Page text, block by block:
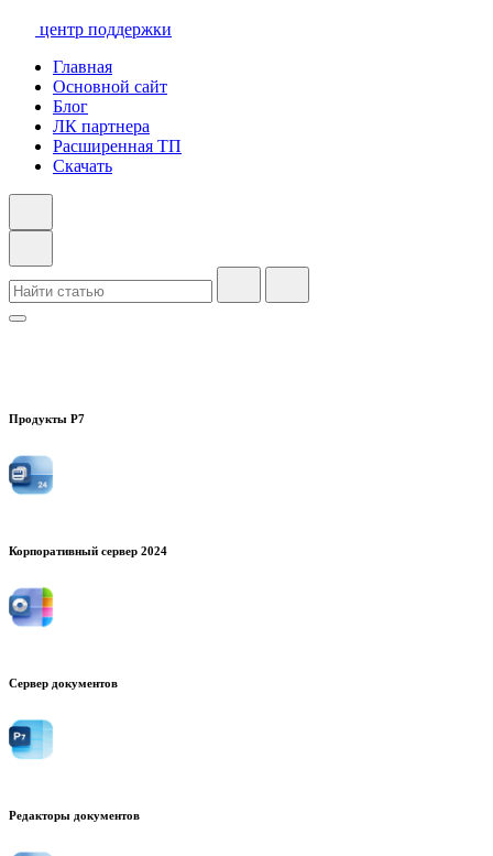
центр поддержки
Главная
Основной сайт
Блог
ЛК партнера
Расширенная ТП
Скачать
Продукты Р7
Корпоративный сервер 2024
Сервер документов
Редакторы документов